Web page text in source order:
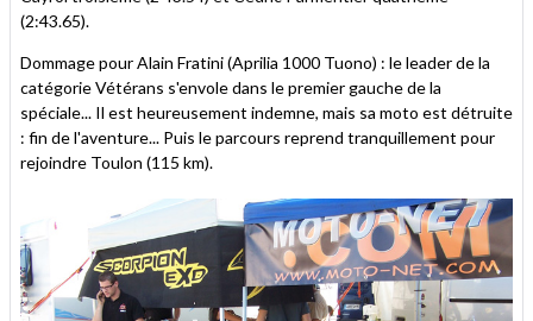
(2:43.65).
Dommage pour Alain Fratini (Aprilia 1000 Tuono) : le leader de la
catégorie Vétérans s'envole dans le premier gauche de la
spéciale... Il est heureusement indemne, mais sa moto est détruite
: fin de l'aventure... Puis le parcours reprend tranquillement pour
rejoindre Toulon (115 km).